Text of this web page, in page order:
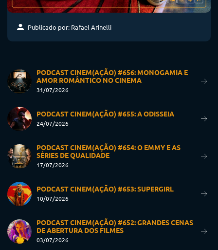
Publicado por: Rafael Arinelli
PODCAST CINEM(AÇÃO) #656: MONOGAMIA E
AMOR ROMÂNTICO NO CINEMA
31/07/2026
PODCAST CINEM(AÇÃO) #655: A ODISSEIA
24/07/2026
PODCAST CINEM(AÇÃO) #654: O EMMY E AS
SÉRIES DE QUALIDADE
17/07/2026
PODCAST CINEM(AÇÃO) #653: SUPERGIRL
10/07/2026
PODCAST CINEM(AÇÃO) #652: GRANDES CENAS
DE ABERTURA DOS FILMES
03/07/2026